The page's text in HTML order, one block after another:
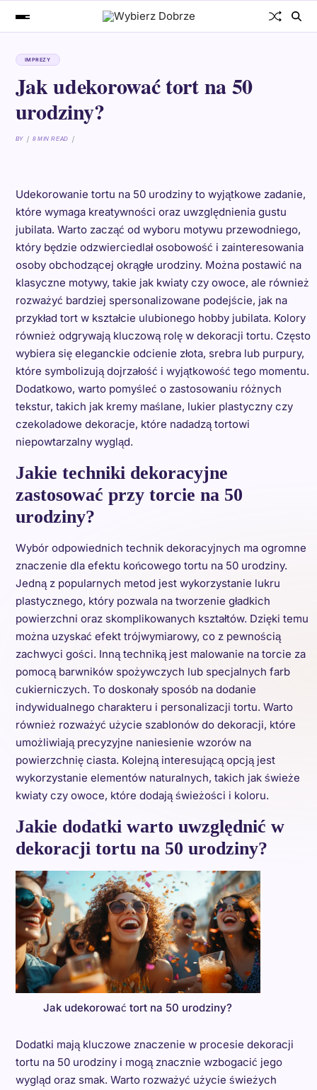
IMPREZY
Jak udekorować tort na 50
urodziny?
BY 8 MIN READ
Udekorowanie tortu na 50 urodziny to wyjątkowe zadanie,
które wymaga kreatywności oraz uwzględnienia gustu
jubilata. Warto zacząć od wyboru motywu przewodniego,
który będzie odzwierciedlał osobowość i zainteresowania
osoby obchodzącej okrągłe urodziny. Można postawić na
klasyczne motywy, takie jak kwiaty czy owoce, ale również
rozważyć bardziej spersonalizowane podejście, jak na
przykład tort w kształcie ulubionego hobby jubilata. Kolory
również odgrywają kluczową rolę w dekoracji tortu. Często
wybiera się eleganckie odcienie złota, srebra lub purpury,
które symbolizują dojrzałość i wyjątkowość tego momentu.
Dodatkowo, warto pomyśleć o zastosowaniu różnych
tekstur, takich jak kremy maślane, lukier plastyczny czy
czekoladowe dekoracje, które nadadzą tortowi
niepowtarzalny wygląd.
Jakie techniki dekoracyjne
zastosować przy torcie na 50
urodziny?
Wybór odpowiednich technik dekoracyjnych ma ogromne
znaczenie dla efektu końcowego tortu na 50 urodziny.
Jedną z popularnych metod jest wykorzystanie lukru
plastycznego, który pozwala na tworzenie gładkich
powierzchni oraz skomplikowanych kształtów. Dzięki temu
można uzyskać efekt trójwymiarowy, co z pewnością
zachwyci gości. Inną techniką jest malowanie na torcie za
pomocą barwników spożywczych lub specjalnych farb
cukierniczych. To doskonały sposób na dodanie
indywidualnego charakteru i personalizacji tortu. Warto
również rozważyć użycie szablonów do dekoracji, które
umożliwiają precyzyjne naniesienie wzorów na
powierzchnię ciasta. Kolejną interesującą opcją jest
wykorzystanie elementów naturalnych, takich jak świeże
kwiaty czy owoce, które dodają świeżości i koloru.
Jakie dodatki warto uwzględnić w
dekoracji tortu na 50 urodziny?
Jak udekorować tort na 50 urodziny?
Dodatki mają kluczowe znaczenie w procesie dekoracji
tortu na 50 urodziny i mogą znacznie wzbogacić jego
wygląd oraz smak. Warto rozważyć użycie świeżych